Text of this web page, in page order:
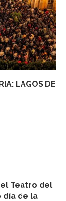
LAGOS DE
Teatro del
día de la